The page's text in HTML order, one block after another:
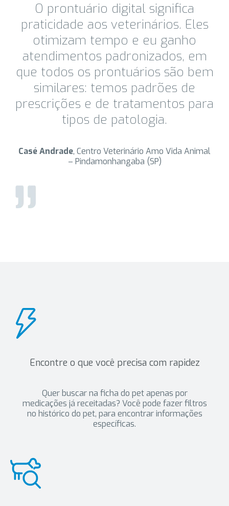
O prontuário digital significa
praticidade aos veterinários. Eles
otimizam tempo e eu ganho
atendimentos padronizados, em
que todos os prontuários são bem
similares: temos padrões de
prescrições e de tratamentos para
tipos de patologia.
Casé Andrade, Centro Veterinário Amo Vida Animal
– Pindamonhangaba (SP)
Encontre o que você precisa com rapidez
Quer buscar na ficha do pet apenas por
medicações já receitadas? Você pode fazer filtros
no histórico do pet, para encontrar informações
específicas.